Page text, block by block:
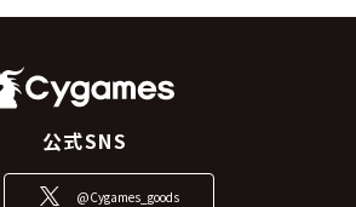
公式SNS
@Cygames_goods